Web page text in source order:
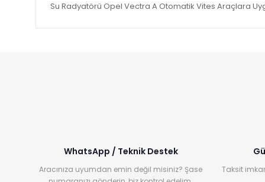
Su Radyatörü Opel Vectra A Otomatik Vites Araçlara
WhatsApp / Teknik Destek
Aracınıza uyumdan emin değil misiniz? Şase
Taksit